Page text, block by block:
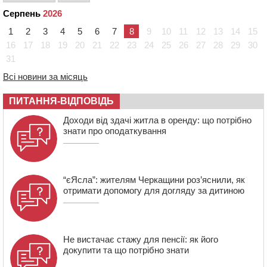
тарифи на воду та водовідведення з 2027 року
09:08
Встановити гойдалки, карусель і закупити іграшки: у
Черкасах просять покращити умови в дитсадку
08:22
сплатили на Черкащині
06 СЕРПНЯ 2026, ЧЕТВЕР
21:13
Вісім медалей, з яких чотири золоті: черкаські
спортсмени тріумфували на чемпіонаті України
Серпень 2026
1
2 3 4 5 6 7 8 9 10 11 12 13 14
15
16
17 18 19 20 21 22 23 24 25 26 27 28 29
30
31
Всі новини за місяць
ПИТАННЯ-ВІДПОВІДЬ
Доходи від здачі житла в оренду: що потрібно
знати про оподаткування
“єЯсла”: жителям Черкащини роз’яснили, як
отримати допомогу для догляду за дитиною
Не вистачає стажу для пенсії: як його
докупити та що потрібно знати